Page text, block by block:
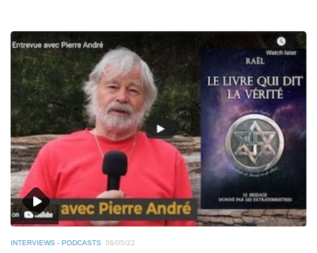
INTERVIEWS - PODCASTS 06/05/22